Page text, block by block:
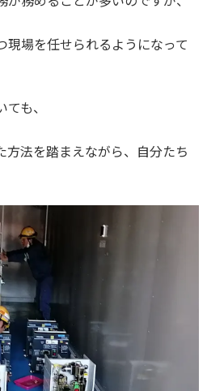
現場を任せられるようになって
も、
方法を踏まえながら、自分たち